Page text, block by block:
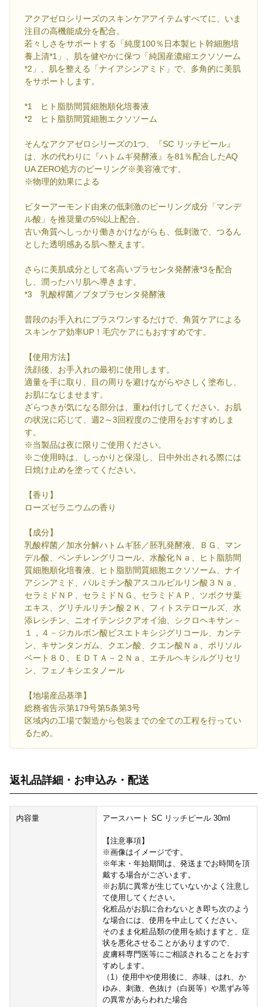
アクアゼロシリーズのスキンケアアイテムすべてに、いま
注目の高機能成分を配合。
若々しさをサポートする「純度100％日本製ヒト幹細胞培
養上清*1」、肌を健やかに保つ「純国産濃縮エクソソーム
*2」、肌を整える「ナイアシンアミド」で、多角的に美肌
をサポートします。
*1 ヒト脂肪間質細胞順化培養液
*2 ヒト脂肪間質細胞エクソソーム
そんなアクアゼロシリーズの1つ、『SC リッチピール』
は、水の代わりに『ハトムギ発酵液』を81％配合したAQ
UA ZERO処方のピーリング※美容液です。
※物理的効果による
ビターアーモンド由来の低刺激のピーリング成分「マンデ
ル酸」を推奨量の5%以上配合。
古い角質へしっかり働きかけながらも、低刺激で、つるん
とした透明感ある肌へ整えます。
さらに美肌成分として名高いプラセンタ発酵液*3を配合
し、潤ったハリ肌へ導きます。
*3 乳酸桿菌／ブタプラセンタ発酵液
普段のお手入れにプラスワンするだけで、角質ケアによる
スキンケア効率UP！毛穴ケアにもおすすめです。
【使用方法】
洗顔後、お手入れの最初に使用します。
適量を手に取り、目の周りを避けながらやさしく塗布し、
お肌になじませます。
ざらつきが気になる部分は、重ね付けしてください。お肌
の状況に応じて、週2～3回程度のご使用をおすすめしま
す。
※当製品は夜に限りご使用ください。
※ご使用時は、しっかりと保湿し、日中外出される際には
日焼け止めを塗ってください。
【香り】
ローズゼラニウムの香り
【成分】
乳酸桿菌／加水分解ハトムギ胚／胚乳発酵液、ＢＧ、マン
デル酸、ペンチレングリコール、水酸化Ｎａ、ヒト脂肪間
質細胞順化培養液、ヒト脂肪間質細胞エクソソーム、ナイ
アシンアミド、パルミチン酸アスコルビルリン酸３Ｎａ、
セラミドＮＰ、セラミドＮＧ、セラミドＡＰ、ツボクサ葉
エキス、グリチルリチン酸２Ｋ、フィトステロールズ、水
添レシチン、ニオイテンジクアオイ油、シクロヘキサン－
１，４－ジカルボン酸ビスエトキシジグリコール、カンテ
ン、キサンタンガム、クエン酸、クエン酸Ｎａ、ポリソル
ベート８０、ＥＤＴＡ－２Ｎａ、エチルヘキシルグリセリ
ン、フェノキシエタノール
【地場産品基準】
総務省告示第179号第5条第3号
区域内の工場で製造から包装までの全ての工程を行ってい
るため。
返礼品詳細・お申込み・配送
内容量 アースハート SC リッチピール 30ml
【注意事項】
※画像はイメージです。
※年末・年始期間は、発送までお時間を頂
戴する場合がございます。
※お肌に異常が生じていないかよく注意し
て使用してください。
化粧品がお肌に合わないとき即ち次のよう
な場合には、使用を中止してください。
そのまま化粧品類の使用を続けますと、症
状を悪化させることがありますので、
皮膚科専門医等にご相談されることをおす
すめします。
（1）使用中や使用後に、赤味、はれ、か
ゆみ、刺激、色抜け（白斑等）や黒ずみ等
の異常があらわれた場合